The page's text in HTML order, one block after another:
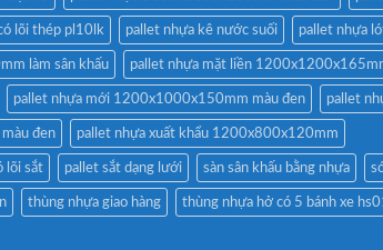
lõi thép pl10lk pallet nhựa kê nước suối pallet nhựa
làm sân khấu pallet nhựa mặt liền
pallet nhựa mới 1200x1000x150mm màu đen pallet
đen pallet nhựa xuất khẩu 1200x800x120mm
lõi sắt pallet sắt dạng lưới sàn sân khấu bằng nhựa
thùng nhựa giao hàng thùng nhựa hở có 5 bánh xe